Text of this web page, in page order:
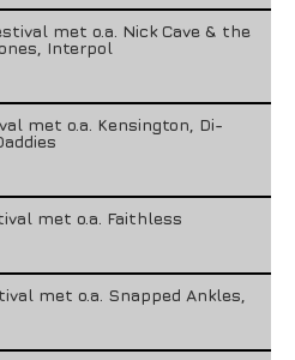
met o.a. Nick Cave & the
Interpol
met o.a. Kensington, Di-
met o.a. Faithless
met o.a. Snapped Ankles,